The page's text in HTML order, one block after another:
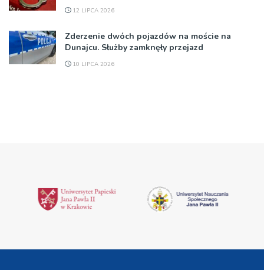
12 LIPCA 2026
Zderzenie dwóch pojazdów na moście na
Dunajcu. Służby zamknęły przejazd
10 LIPCA 2026